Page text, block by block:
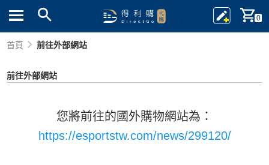
0
首頁 前往外部網站
前往外部網站
您將前往的國外購物網站為：
https://esportstw.com/news/299120/